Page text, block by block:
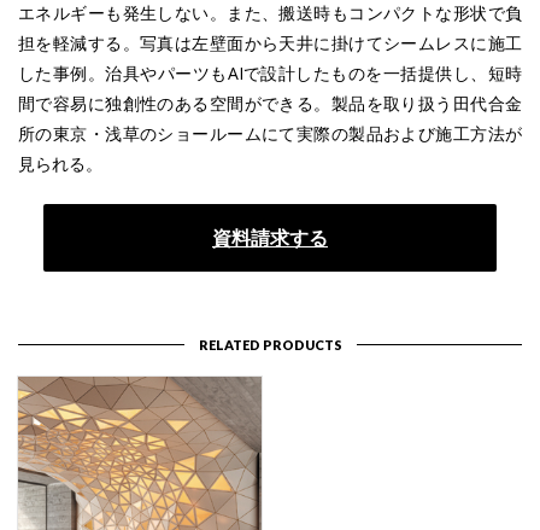
エネルギーも発生しない。また、搬送時もコンパクトな形状で負
担を軽減する。写真は左壁面から天井に掛けてシームレスに施工
した事例。治具やパーツもAIで設計したものを一括提供し、短時
間で容易に独創性のある空間ができる。製品を取り扱う田代合金
所の東京・浅草のショールームにて実際の製品および施工方法が
見られる。
資料請求する
RELATED PRODUCTS